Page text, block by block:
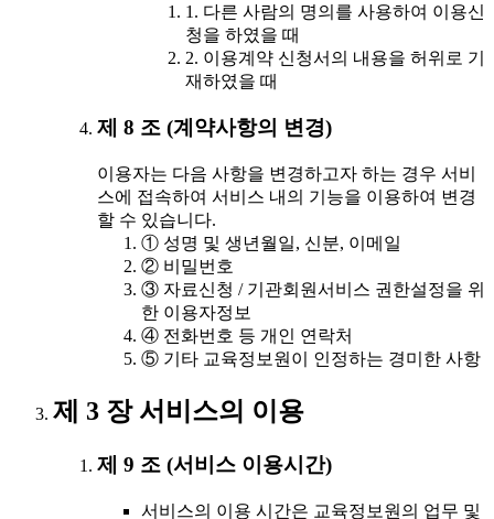
1. 다른 사람의 명의를 사용하여 이용신
청을 하였을 때
2. 이용계약 신청서의 내용을 허위로 기
재하였을 때
제 8 조 (계약사항의 변경)
이용자는 다음 사항을 변경하고자 하는 경우 서비
스에 접속하여 서비스 내의 기능을 이용하여 변경
할 수 있습니다.
① 성명 및 생년월일, 신분, 이메일
② 비밀번호
③ 자료신청 / 기관회원서비스 권한설정을 위
한 이용자정보
④ 전화번호 등 개인 연락처
⑤ 기타 교육정보원이 인정하는 경미한 사항
제 3 장 서비스의 이용
제 9 조 (서비스 이용시간)
서비스의 이용 시간은 교육정보원의 업무 및